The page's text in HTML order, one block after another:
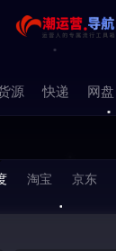
源 快递 网盘
淘宝 京东